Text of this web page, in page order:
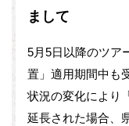
まして
5月5日以降のツア
置」適用期間中も
状況の変化により
延長された場合、